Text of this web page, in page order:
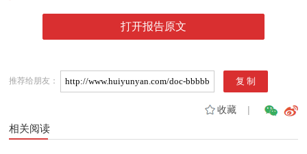
打开报告原文
推荐给朋友：
收藏|
相关阅读